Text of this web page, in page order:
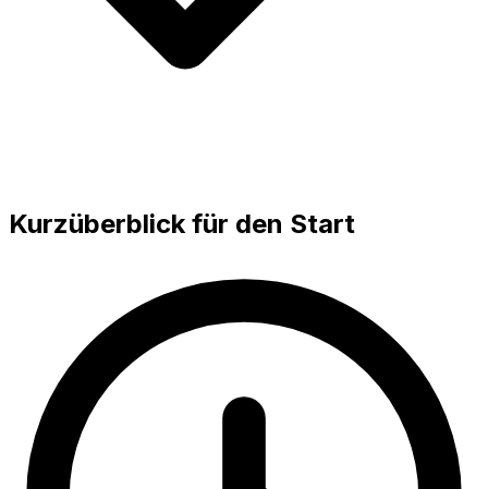
Kurzüberblick für den Start